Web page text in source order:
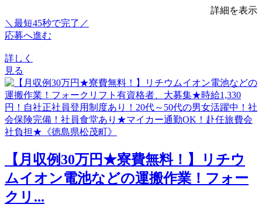
詳細を表示
＼最短45秒で完了／
応募へ進む
詳しく
見る
【月収例30万円★寮費無料！】リチウ
ムイオン電池などの運搬作業！フォー
クリ...